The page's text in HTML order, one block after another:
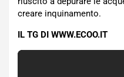
creare inquinamento.
IL TG DI WWW.ECOO.IT